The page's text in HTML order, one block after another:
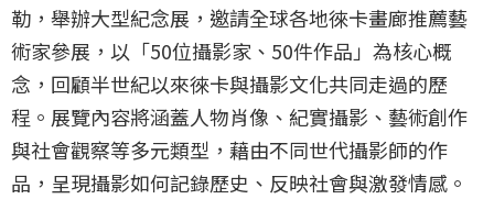
勒，舉辦大型紀念展，邀請全球各地徠卡畫廊推薦藝
術家參展，以「50位攝影家、50件作品」為核心概
念，回顧半世紀以來徠卡與攝影文化共同走過的歷
程。展覽內容將涵蓋人物肖像、紀實攝影、藝術創作
與社會觀察等多元類型，藉由不同世代攝影師的作
品，呈現攝影如何記錄歷史、反映社會與激發情感。